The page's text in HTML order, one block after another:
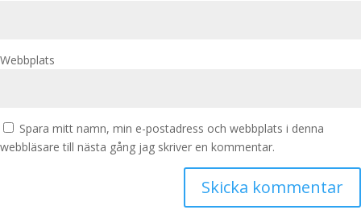
Webbplats
Spara mitt namn, min e-postadress och webbplats i denna
webbläsare till nästa gång jag skriver en kommentar.